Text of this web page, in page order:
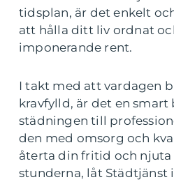
tidsplan, är det enkelt
att hålla ditt liv ordnat
imponerande rent.
I takt med att vardagen
kravfylld, är det en
städningen till
den med omsorg och
återta din fritid och njuta
stunderna, låt Städtjänst